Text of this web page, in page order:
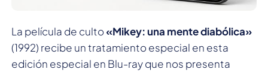
La película de culto«Mikey: una mente diabólica»
(1992) recibe un tratamiento especial en esta
edición especial en Blu-ray que nos presenta